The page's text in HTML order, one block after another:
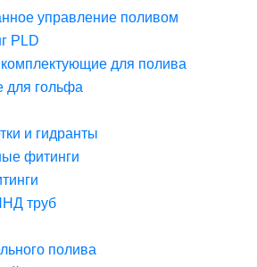
управление поливом
PLD
для полива
для гольфа
и гидранты
фитинги
труб
полива